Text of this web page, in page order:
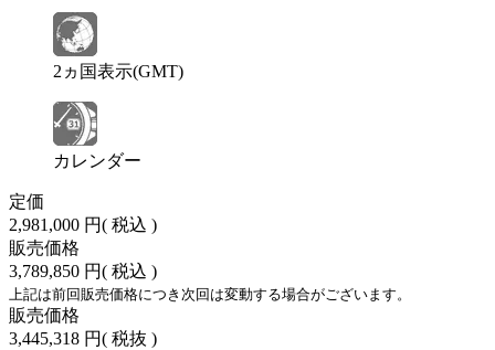
2ヵ国表示(GMT)
カレンダー
定価
2,981,000 円( 税込 )
販売価格
3,789,850 円( 税込 )
上記は前回販売価格につき次回は変動する場合がございます。
販売価格
3,445,318 円( 税抜 )